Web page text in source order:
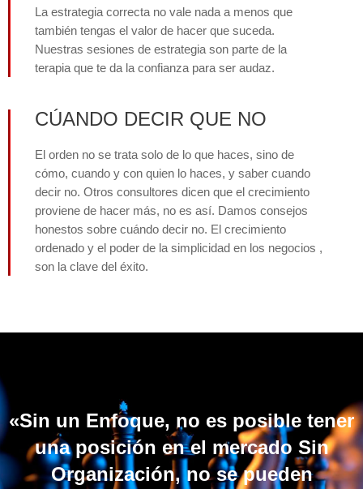
La estrategia correcta no vale nada a menos que
también tengas el valor de hacer que suceda.
Nuestras sesiones de estrategia son parte de la
terapia que te da la confianza para ser audaz.
CÚANDO DECIR QUE NO
El orden no se trata solo de lo que haces, sino de
cómo, cuando y con quien lo haces, y saber cuando
decir no. Otros consultores dicen que el crecimiento
proviene de hacer más, no es así. Damos consejos
honestos sobre cuándo decir no. El crecimiento
ordenado y el poder de la simplicidad en los negocios ,
son la clave del éxito.
«Sin un Enfoque, no es posible tener
una posición en el mercado Sin
Organización, no se pueden